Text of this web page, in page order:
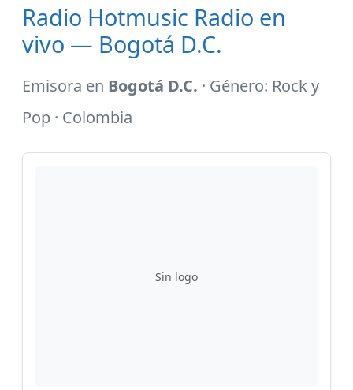
Radio Hotmusic Radio en
vivo — Bogotá D.C.
Emisora en Bogotá D.C. · Género: Rock y
Pop · Colombia
Sin logo